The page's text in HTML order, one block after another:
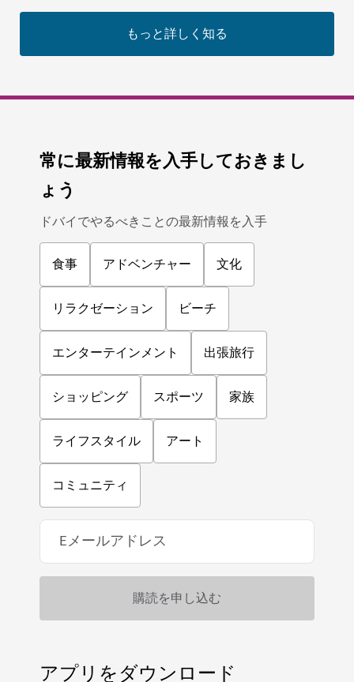
もっと詳しく知る
常に最新情報を入手しておきまし
ょう
ドバイでやるべきことの最新情報を入手
食事 アドベンチャー 文化
リラクゼーション ビーチ
エンターテインメント 出張旅行
ショッピング スポーツ 家族
ライフスタイル アート
コミュニティ
アプリをダウンロード